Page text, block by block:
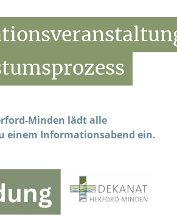
Minden lädt alle
einem Informationsabend ein.